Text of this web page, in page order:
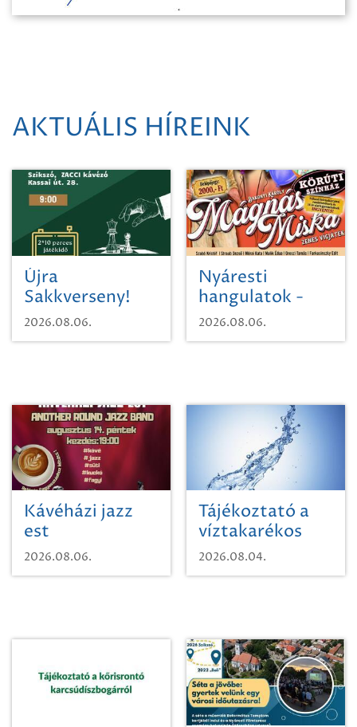
AKTUÁLIS HÍREINK
Újra
Sakkverseny!
2026.08.06.
Nyáresti
hangulatok -
Mágnás Miska
2026.08.06.
Kávéházi jazz
est
2026.08.06.
Tájékoztató a
víztakarékos
vízhasználatról
2026.08.04.